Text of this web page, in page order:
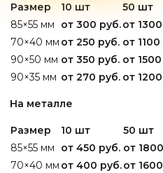
Размер 10 шт 50 шт
85×55 мм
от 300 руб.от
70×40 мм от 250 руб. от
90×50 мм от 350 руб. от
90×35 мм от 270 руб. от
На металле
Размер 10 шт 50 шт
85×55 мм
от 450 руб. от
70×40 мм от 400 руб.от